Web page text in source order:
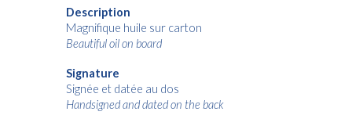
Description
Magnifique huile sur carton
Beautiful oil on board
Signature
Signée et datée au dos
Handsigned and dated on the back